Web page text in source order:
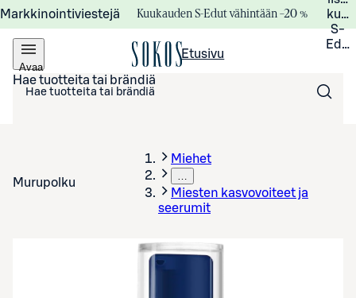
Markkinointiviestejä Kuukauden S-Edut vähintään –20 %
S-
Avaa
valikko
Etusivu
Hae tuotteita tai brändiä
Murupolku
Miehet
…
Miesten kasvovoiteet ja
seerumit